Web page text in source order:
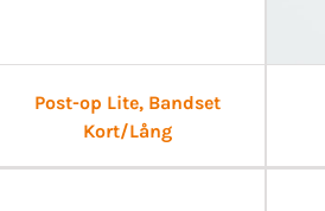
Post-op Lite, Bandset
Kort/Lång